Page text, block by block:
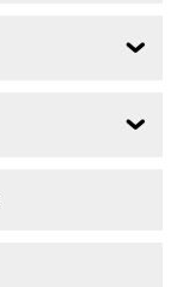

